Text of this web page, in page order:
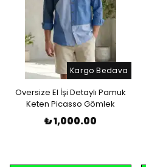
Kargo Bedava
Oversize El İşi Detaylı Pamuk
Keten Picasso Gömlek
₺ 1,000.00